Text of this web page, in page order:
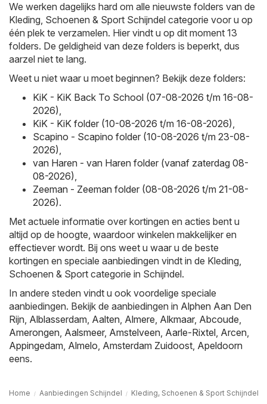
We werken dagelijks hard om alle nieuwste folders van de
Kleding, Schoenen & Sport Schijndel categorie voor u op
één plek te verzamelen. Hier vindt u op dit moment 13
folders. De geldigheid van deze folders is beperkt, dus
aarzel niet te lang.
Weet u niet waar u moet beginnen? Bekijk deze folders:
KiK - KiK Back To School (07-08-2026 t/m 16-08-
2026),
KiK - KiK folder (10-08-2026 t/m 16-08-2026),
Scapino - Scapino folder (10-08-2026 t/m 23-08-
2026),
van Haren - van Haren folder (vanaf zaterdag 08-
08-2026),
Zeeman - Zeeman folder (08-08-2026 t/m 21-08-
2026).
Met actuele informatie over kortingen en acties bent u
altijd op de hoogte, waardoor winkelen makkelijker en
effectiever wordt. Bij ons weet u waar u de beste
kortingen en speciale aanbiedingen vindt in de Kleding,
Schoenen & Sport categorie in Schijndel.
In andere steden vindt u ook voordelige speciale
aanbiedingen. Bekijk de aanbiedingen in Alphen Aan Den
Rijn, Alblasserdam, Aalten, Almere, Alkmaar, Abcoude,
Amerongen, Aalsmeer, Amstelveen, Aarle-Rixtel, Arcen,
Appingedam, Almelo, Amsterdam Zuidoost, Apeldoorn
eens.
Home Aanbiedingen Schijndel Kleding, Schoenen & Sport Schijndel